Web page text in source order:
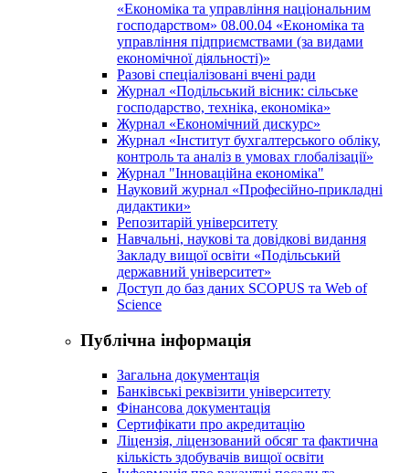
«Економіка та управління національним
господарством» 08.00.04 «Економіка та
управління підприємствами (за видами
економічної діяльності)»
Разові спеціалізовані вчені ради
Журнал «Подільський вісник: сільське
господарство, техніка, економіка»
Журнал «Економічний дискурс»
Журнал «Інститут бухгалтерського обліку,
контроль та аналіз в умовах глобалізації»
Журнал "Інноваційна економіка"
Науковий журнал «Професійно-прикладні
дидактики»
Репозитарій університету
Навчальні, наукові та довідкові видання
Закладу вищої освіти «Подільський
державний університет»
Доступ до баз даних SCOPUS та Web of
Science
Публічна інформація
Загальна документація
Банківські реквізити університету
Фінансова документація
Сертифікати про акредитацію
Ліцензія, ліцензований обсяг та фактична
кількість здобувачів вищої освіти